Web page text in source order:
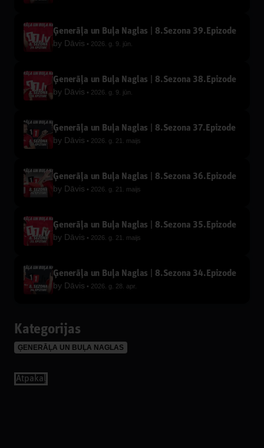
Ģenerāļa un Buļa Naglas | 8.Sezona 39.Epizode
by Dāvis 2026. g. 9. jūn.
Ģenerāļa un Buļa Naglas | 8.Sezona 38.Epizode
by Dāvis 2026. g. 9. jūn.
Ģenerāļa un Buļa Naglas | 8.Sezona 37.Epizode
by Dāvis 2026. g. 21. maijs
Ģenerāļa un Buļa Naglas | 8.Sezona 36.Epizode
by Dāvis 2026. g. 21. maijs
Ģenerāļa un Buļa Naglas | 8.Sezona 35.Epizode
by Dāvis 2026. g. 21. maijs
Ģenerāļa un Buļa Naglas | 8.Sezona 34.Epizode
by Dāvis 2026. g. 28. apr.
Kategorijas
ĢENERĀĻA UN BUĻA NAGLAS
Аtpakaļ